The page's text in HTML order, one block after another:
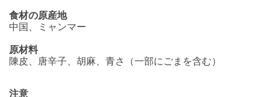
食材の原産地
中国、ミャンマー
原材料
陳皮、唐辛子、胡麻、青さ（一部にごまを含む）
注意